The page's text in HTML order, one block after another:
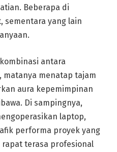
Beberapa di
sementara yang lain
antara
matanya menatap tajam
aura kepemimpinan
Di sampingnya,
laptop,
performa proyek yang
terasa profesional